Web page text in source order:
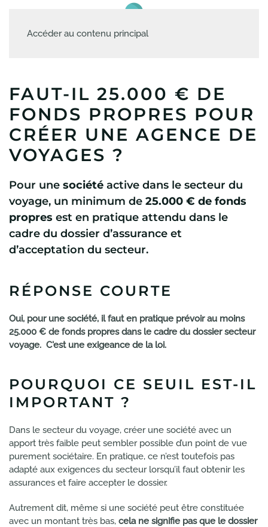
Accéder au contenu principal
FAUT-IL 25.000 € DE
FONDS PROPRES POUR
CRÉER UNE AGENCE DE
VOYAGES ?
Pour une société active dans le secteur du
voyage, un minimum de 25.000 € de fonds
propres est en pratique attendu dans le
cadre du dossier d’assurance et
d’acceptation du secteur.
RÉPONSE COURTE
Oui, pour une société, il faut en pratique prévoir au moins
25.000 € de fonds propres dans le cadre du dossier secteur
voyage. C'est une exigeance de la loi.
POURQUOI CE SEUIL EST-IL
IMPORTANT ?
Dans le secteur du voyage, créer une société avec un
apport très faible peut sembler possible d’un point de vue
purement sociétaire. En pratique, ce n’est toutefois pas
adapté aux exigences du secteur lorsqu’il faut obtenir les
assurances et faire accepter le dossier.
Autrement dit, même si une société peut être constituée
avec un montant très bas, cela ne signifie pas que le dossier